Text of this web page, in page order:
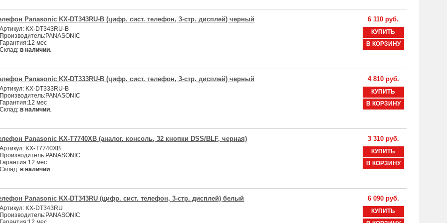
6 110 руб.
КУПИТЬ
В КОРЗИНУ
Panasonic KX-DT343RU-B (цифр. сист. телефон, 3-стр. дисплей) черный
Артикул: KX-DT343RU-B
Производитель:PANASONIC
Гарантия:12 мес
Склад:в наличии.
4 810 руб.
КУПИТЬ
В КОРЗИНУ
Panasonic KX-DT333RU-B (цифр. сист. телефон, 3-стр. дисплей) черный
Артикул: KX-DT333RU-B
Производитель:PANASONIC
Гарантия:12 мес
Склад:в наличии.
3 310 руб.
КУПИТЬ
В КОРЗИНУ
Panasonic KX-T7740XB (аналог. консоль, 32 кнопки DSS/BLF, черная)
Артикул: KX-T7740XB
Производитель:PANASONIC
Гарантия:12 мес
Склад:в наличии.
6 090 руб.
КУПИТЬ
Panasonic KX-DT343RU (цифр. сист. телефон, 3-стр. дисплей) белый
Артикул: KX-DT343RU
Производитель:PANASONIC